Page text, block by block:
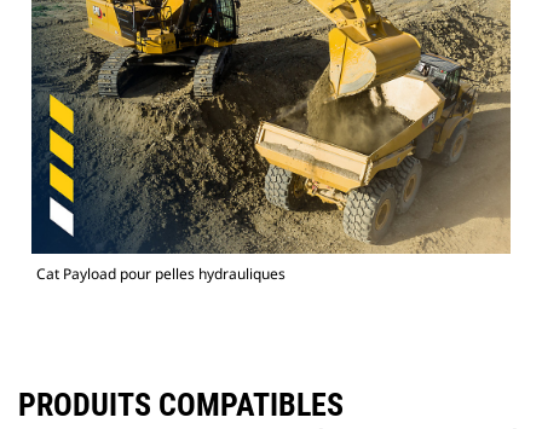
Cat Payload pour pelles hydrauliques
PRODUITS COMPATIBLES